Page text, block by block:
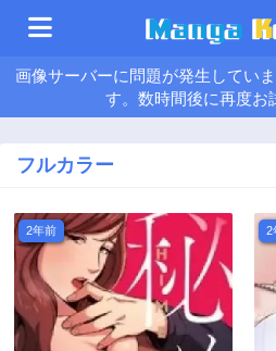
画像サーバーに問題が発生してい
す。数時間後に再度お
フルカラー
2年前 2